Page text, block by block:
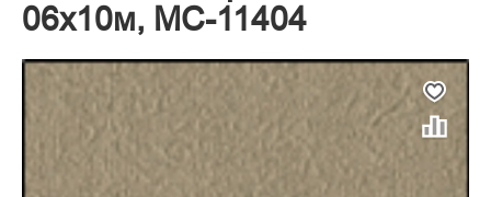
06х10м, MC-11404